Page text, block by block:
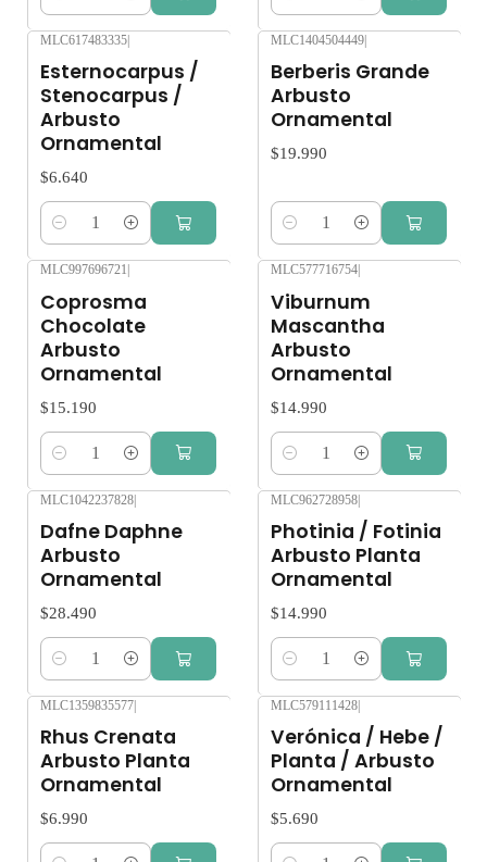
Cantidad Cantidad
MLC617483335
Esternocarpus /
Stenocarpus /
Arbusto
Ornamental
$6.640
Cantidad
MLC1404504449
Berberis Grande
Arbusto
Ornamental
$19.990
Cantidad
MLC997696721
Coprosma
Chocolate
Arbusto
Ornamental
$15.190
Cantidad
MLC577716754
Viburnum
Mascantha
Arbusto
Ornamental
$14.990
Cantidad
MLC1042237828|
Dafne Daphne
Arbusto
Ornamental
$28.490
Cantidad
MLC962728958|
Photinia / Fotinia
Arbusto Planta
Ornamental
$14.990
Cantidad
MLC1359835577
Rhus Crenata
Arbusto Planta
Ornamental
$6.990
MLC579111428
Verónica / Hebe /
Planta / Arbusto
Ornamental
$5.690